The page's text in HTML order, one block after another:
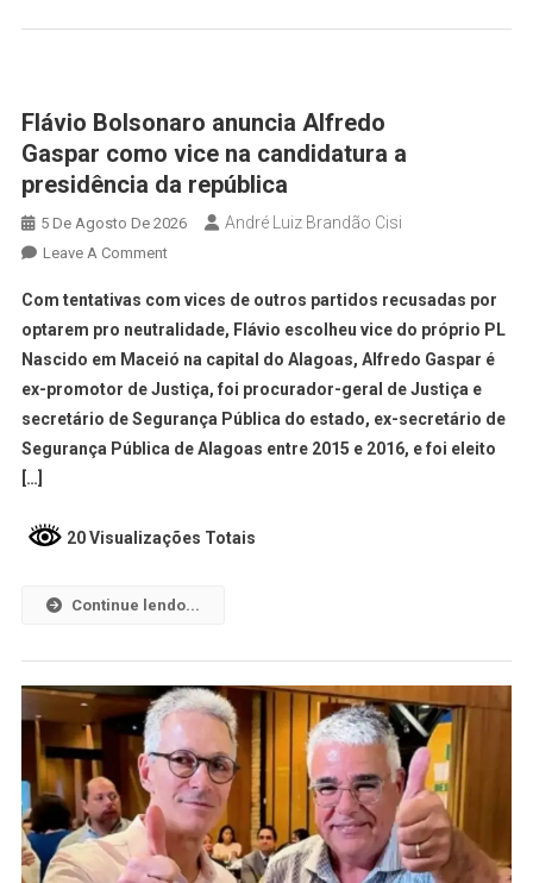
Flávio Bolsonaro anuncia Alfredo
Gaspar como vice na candidatura a
presidência da república
5 De Agosto De 2026 André Luiz Brandão Cisi
Leave A Comment
Com tentativas com vices de outros partidos recusadas por
optarem pro neutralidade, Flávio escolheu vice do próprio PL
Nascido em Maceió na capital do Alagoas, Alfredo Gaspar é
ex-promotor de Justiça, foi procurador-geral de Justiça e
secretário de Segurança Pública do estado, ex-secretário de
Segurança Pública de Alagoas entre 2015 e 2016, e foi eleito
[…]
20 Visualizações Totais
Continue lendo...